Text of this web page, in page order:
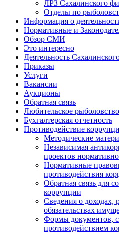
ЛРЗ Сахалинского
Отделы по
Информация о
Нормативные и
Обзор СМИ
Это интересно
Деятельность
Приказы
Услуги
Вакансии
Аукционы
Обратная связь
Любительское рыболовство
Бухгалтерская отчетность
Противодействие
Методические
Независимая
проектов
Нормативные
противодействия
Обратная связь для
коррупции
Сведения о доходах,
обязательствах
Формы документов,
противодействием